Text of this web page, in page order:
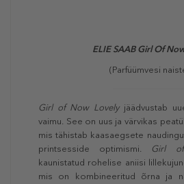
ELIE SAAB Girl Of
(Parfüümvesi
Girl of Now Lovelyjäädvustab
vaimu. See on uus ja värvikas
mis tähistab kaasaegsete
printsesside optimismi.
Girl
kaunistatud rohelise aniisi
mis on kombineeritud õrna ja